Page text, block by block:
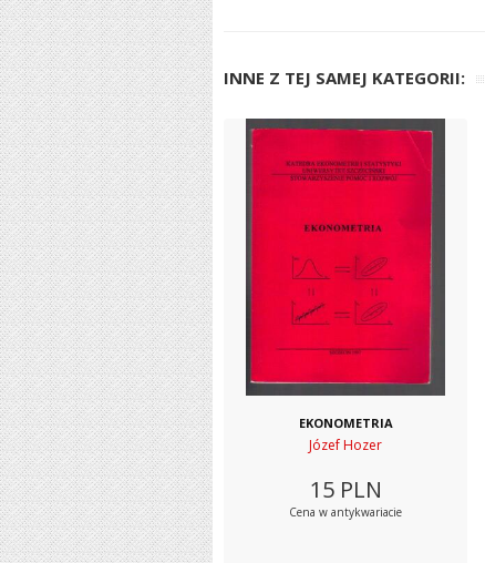
INNE Z TEJ SAMEJ KATEGORII:
EKONOMETRIA
Józef Hozer
15 PLN
Cena w antykwariacie